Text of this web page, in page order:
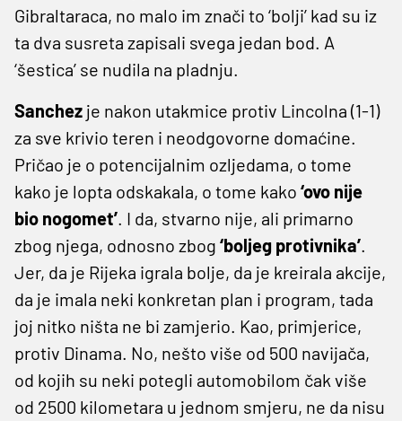
Gibraltaraca, no malo im znači to ‘bolji’ kad su iz
ta dva susreta zapisali svega jedan bod. A
‘šestica’ se nudila na pladnju.
Sanchez je nakon utakmice protiv Lincolna (1-1)
za sve krivio teren i neodgovorne domaćine.
Pričao je o potencijalnim ozljedama, o tome
kako je lopta odskakala, o tome kako ‘ovo nije
bio nogomet’ . I da, stvarno nije, ali primarno
zbog njega, odnosno zbog ‘boljeg protivnika’
Jer, da je Rijeka igrala bolje, da je kreirala akcije,
da je imala neki konkretan plan i program, tada
joj nitko ništa ne bi zamjerio. Kao, primjerice,
protiv Dinama. No, nešto više od 500 navijača,
od kojih su neki potegli automobilom čak više
od 2500 kilometara u jednom smjeru, ne da nisu